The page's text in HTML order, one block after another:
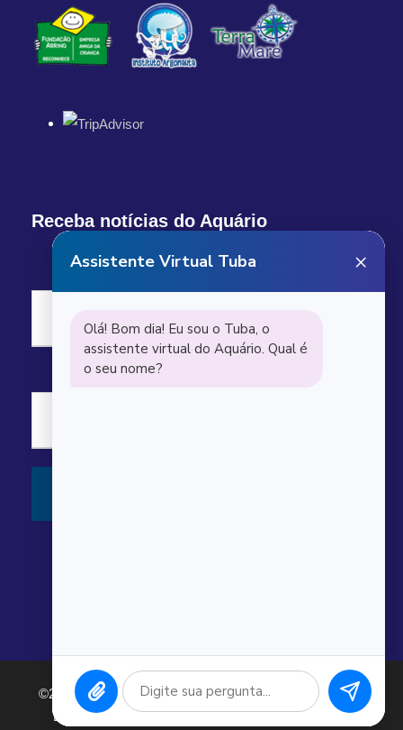
Receba notícias do Aquário
©2026 Argonauta Comércio e Serviços Oceanográficos
Ltda. CNPJ: 00.643.743/0001-80. Todos os direitos